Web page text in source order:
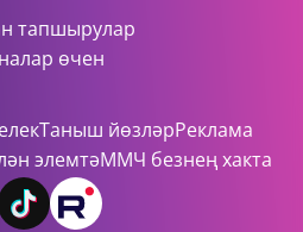
тапшырулар
өчен
Таныш йөзләрРеклама
элемтәММЧ безнең хакта